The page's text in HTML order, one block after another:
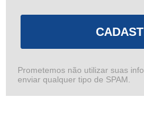
Prometemos não utilizar suas
enviar qualquer tipo de SPAM.